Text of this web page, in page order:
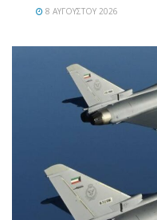
8 ΑΥΓΟΎΣΤΟΥ 2026